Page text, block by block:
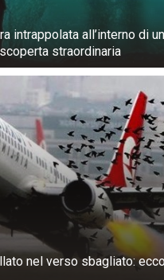
intrappolata all’interno di
straordinaria
nel verso sbagliato: